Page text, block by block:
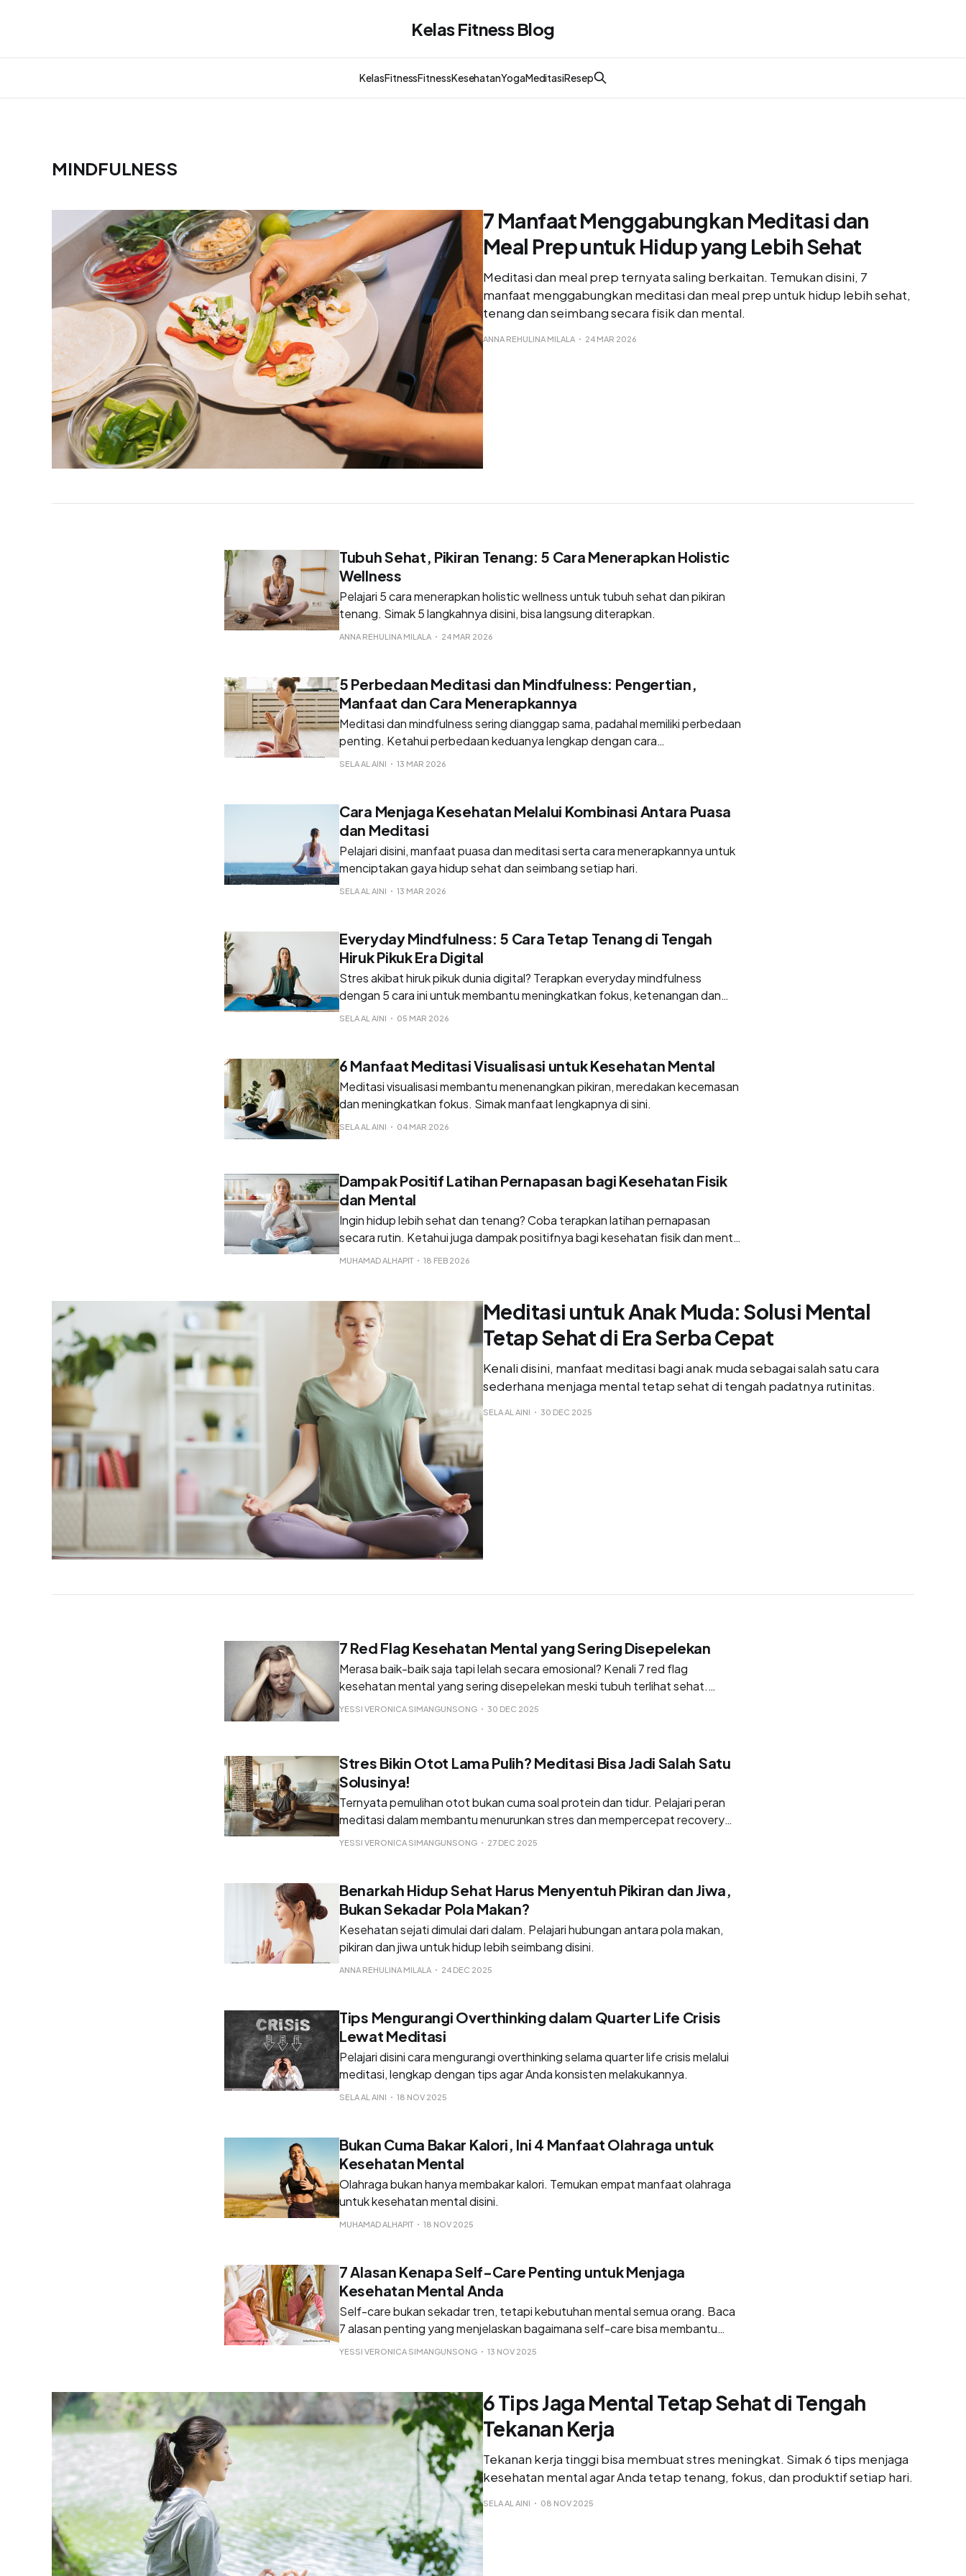
Kelas Fitness Blog
KelasFitnessFitnessKesehatanYogaMeditasiResep
MINDFULNESS
7 Manfaat Menggabungkan Meditasi dan
Meal Prep untuk Hidup yang Lebih Sehat
Meditasi dan meal prep ternyata saling berkaitan. Temukan disini, 7
manfaat menggabungkan meditasi dan meal prep untuk hidup lebih sehat,
tenang dan seimbang secara fisik dan mental.
ANNA REHULINA MILALA 24 MAR 2026
Tubuh Sehat, Pikiran Tenang: 5 Cara Menerapkan Holistic
Wellness
Pelajari 5 cara menerapkan holistic wellness untuk tubuh sehat dan pikiran
tenang. Simak 5 langkahnya disini, bisa langsung diterapkan.
ANNA REHULINA MILALA 24 MAR 2026
5 Perbedaan Meditasi dan Mindfulness: Pengertian,
Manfaat dan Cara Menerapkannya
Meditasi dan mindfulness sering dianggap sama, padahal memiliki perbedaan
penting. Ketahui perbedaan keduanya lengkap dengan cara
menerapkannya disini.
SELA AL AINI 13 MAR 2026
Cara Menjaga Kesehatan Melalui Kombinasi Antara Puasa
dan Meditasi
Pelajari disini, manfaat puasa dan meditasi serta cara menerapkannya untuk
menciptakan gaya hidup sehat dan seimbang setiap hari.
SELA AL AINI 13 MAR 2026
Everyday Mindfulness: 5 Cara Tetap Tenang di Tengah
Hiruk Pikuk Era Digital
Stres akibat hiruk pikuk dunia digital? Terapkan everyday mindfulness
dengan 5 cara ini untuk membantu meningkatkan fokus, ketenangan dan
keseimbangan hidup.
SELA AL AINI 05 MAR 2026
6 Manfaat Meditasi Visualisasi untuk Kesehatan Mental
Meditasi visualisasi membantu menenangkan pikiran, meredakan kecemasan
dan meningkatkan fokus. Simak manfaat lengkapnya di sini.
SELA AL AINI 04 MAR 2026
Dampak Positif Latihan Pernapasan bagi Kesehatan Fisik
dan Mental
Ingin hidup lebih sehat dan tenang? Coba terapkan latihan pernapasan
secara rutin. Ketahui juga dampak positifnya bagi kesehatan fisik dan mental
Anda disini.
MUHAMAD ALHAPIT 18 FEB 2026
Meditasi untuk Anak Muda: Solusi Mental
Tetap Sehat di Era Serba Cepat
Kenali disini, manfaat meditasi bagi anak muda sebagai salah satu cara
sederhana menjaga mental tetap sehat di tengah padatnya rutinitas.
SELA AL AINI 30 DEC 2025
7 Red Flag Kesehatan Mental yang Sering Disepelekan
Merasa baik-baik saja tapi lelah secara emosional? Kenali 7 red flag
kesehatan mental yang sering disepelekan meski tubuh terlihat sehat.
Waspadai tandanya disini!
YESSI VERONICA SIMANGUNSONG 30 DEC 2025
Stres Bikin Otot Lama Pulih? Meditasi Bisa Jadi Salah Satu
Solusinya!
Ternyata pemulihan otot bukan cuma soal protein dan tidur. Pelajari peran
meditasi dalam membantu menurunkan stres dan mempercepat recovery
setelah latihan disini.
YESSI VERONICA SIMANGUNSONG 27 DEC 2025
Benarkah Hidup Sehat Harus Menyentuh Pikiran dan Jiwa,
Bukan Sekadar Pola Makan?
Kesehatan sejati dimulai dari dalam. Pelajari hubungan antara pola makan,
pikiran dan jiwa untuk hidup lebih seimbang disini.
ANNA REHULINA MILALA 24 DEC 2025
Tips Mengurangi Overthinking dalam Quarter Life Crisis
Lewat Meditasi
Pelajari disini cara mengurangi overthinking selama quarter life crisis melalui
meditasi, lengkap dengan tips agar Anda konsisten melakukannya.
SELA AL AINI 18 NOV 2025
Bukan Cuma Bakar Kalori, Ini 4 Manfaat Olahraga untuk
Kesehatan Mental
Olahraga bukan hanya membakar kalori. Temukan empat manfaat olahraga
untuk kesehatan mental disini.
MUHAMAD ALHAPIT 18 NOV 2025
7 Alasan Kenapa Self-Care Penting untuk Menjaga
Kesehatan Mental Anda
Self-care bukan sekadar tren, tetapi kebutuhan mental semua orang. Baca
7 alasan penting yang menjelaskan bagaimana self-care bisa membantu
Anda mencegah stres, burnout, dan kelelahan emosional.
YESSI VERONICA SIMANGUNSONG 13 NOV 2025
6 Tips Jaga Mental Tetap Sehat di Tengah
Tekanan Kerja
Tekanan kerja tinggi bisa membuat stres meningkat. Simak 6 tips menjaga
kesehatan mental agar Anda tetap tenang, fokus, dan produktif setiap hari.
SELA AL AINI 08 NOV 2025